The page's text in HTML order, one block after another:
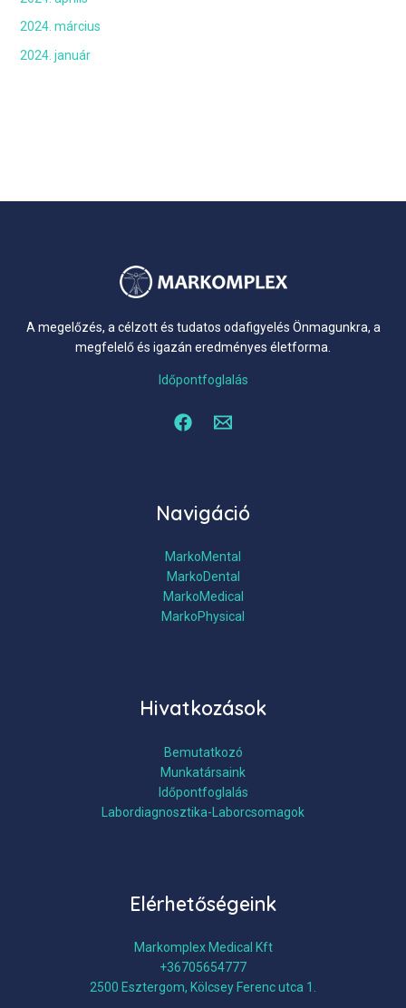
2024. március
2024. január
A megelőzés, a célzott és tudatos odafigyelés Önmagunkra, a
megfelelő és igazán eredményes életforma.
Időpontfoglalás
Navigáció
MarkoMental
MarkoDental
MarkoMedical
MarkoPhysical
Hivatkozások
Bemutatkozó
Munkatársaink
Időpontfoglalás
Labordiagnosztika-Laborcsomagok
Elérhetőségeink
Markomplex Medical Kft
+36705654777
2500 Esztergom, Kölcsey Ferenc utca 1.